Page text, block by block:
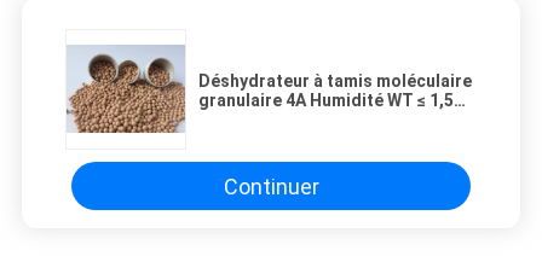
Déshydrateur à tamis moléculaire
granulaire 4A Humidité WT ≤ 1,5%
Continuer